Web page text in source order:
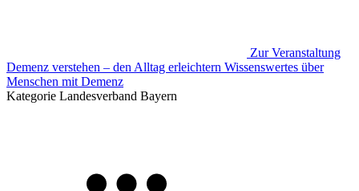
Zur Veranstaltung
Demenz verstehen – den Alltag erleichtern Wissenswertes über
Menschen mit Demenz
Kategorie Landesverband Bayern